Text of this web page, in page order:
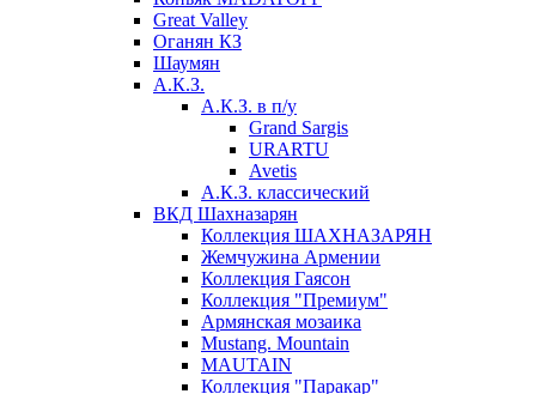
Great Valley
Оганян КЗ
Шаумян
А.К.З.
А.К.З. в п/у
Grand Sargis
URARTU
Avetis
А.К.З. классический
ВКД Шахназарян
Коллекция ШАХНАЗАРЯН
Жемчужина Армении
Коллекция Гаясон
Коллекция "Премиум"
Армянская мозаика
Mustang. Mountain
MAUTAIN
Коллекция "Паракар"